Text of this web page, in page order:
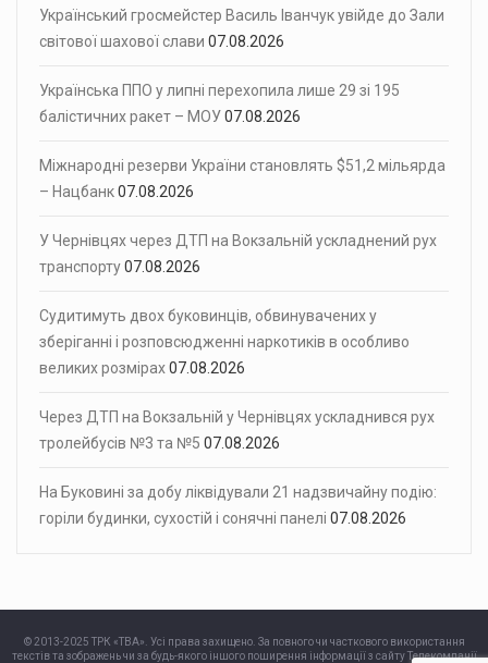
Український гросмейстер Василь Іванчук увійде до Зали
світової шахової слави 07.08.2026
Українська ППО у липні перехопила лише 29 зі 195
балістичних ракет – МОУ07.08.2026
Міжнародні резерви України становлять $51,2 мільярда
– Нацбанк07.08.2026
У Чернівцях через ДТП на Вокзальній ускладнений рух
транспорту07.08.2026
Судитимуть двох буковинців, обвинувачених у
зберіганні і розповсюдженні наркотиків в особливо
великих розмірах07.08.2026
Через ДТП на Вокзальній у Чернівцях ускладнився рух
тролейбусів №3 та №5 07.08.2026
На Буковині за добу ліквідували 21 надзвичайну подію:
горіли будинки, сухостій і сонячні панелі 07.08.2026
© 2013-2025 ТРК «ТВА». Усі права захищено. За повного чи часткового використання
текстів та зображень чи за будь-якого іншого поширення інформації з сайту Телекомпанії